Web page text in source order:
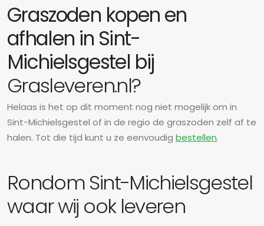
Graszoden kopen en
afhalen in Sint-
Michielsgestel bij
Grasleveren.nl?
Helaas is het op dit moment nog niet mogelijk om in
Sint-Michielsgestel of in de regio de graszoden zelf af te
halen. Tot die tijd kunt u ze eenvoudig bestellen.
Rondom Sint-Michielsgestel
waar wij ook leveren